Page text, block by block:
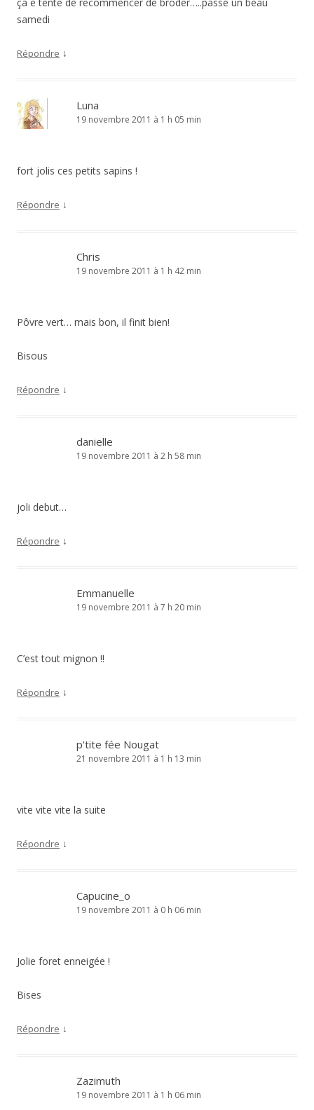
samedi
Répondre ↓
Luna
19 novembre 2011 à 1 h 05 min
fort jolis ces petits sapins !
Répondre ↓
Chris
19 novembre 2011 à 1 h 42 min
Pôvre vert… mais bon, il finit bien!
Bisous
Répondre ↓
danielle
19 novembre 2011 à 2 h 58 min
joli debut…
Répondre ↓
Emmanuelle
19 novembre 2011 à 7 h 20 min
C’est tout mignon !!
Répondre ↓
p'tite fée Nougat
21 novembre 2011 à 1 h 13 min
vite vite vite la suite
Répondre ↓
Capucine_o
19 novembre 2011 à 0 h 06 min
Jolie foret enneigée !
Bises
Répondre ↓
Zazimuth
19 novembre 2011 à 1 h 06 min